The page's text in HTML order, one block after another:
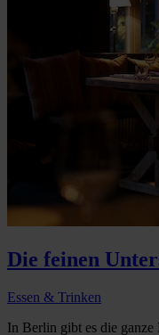
Die feinen
Essen & Trinken
In Berlin gibt es die ganze